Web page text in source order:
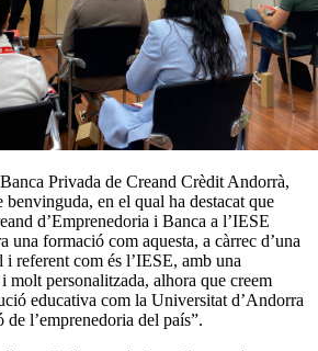
Privada de Creand Crèdit Andorrà,
benvinguda, en el qual ha destacat que
d’Emprenedoria i Banca a l’IESE
una formació com aquesta, a càrrec d’una
i referent com és l’IESE, amb una
molt personalitzada, alhora que creem
educativa com la Universitat d’Andorra
l’emprenedoria del país”.